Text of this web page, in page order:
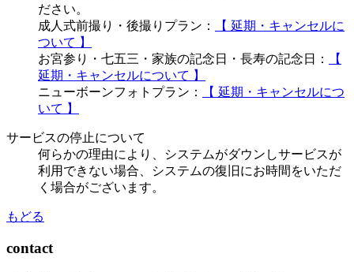
ださい。
成人式前撮り・後撮りプラン：
【 延期・キャンセルに
ついて 】
お宮参り・七五三・家族の記念日・長寿の記念日：
【
延期・キャンセルについて 】
ニューボーンフォトプラン：
【 延期・キャンセルにつ
いて 】
サービスの停止について
何らかの理由により、システムがダウンしサービスが
利用できない場合、システムの復旧にお時間をいただ
く場合がございます。
もどる
contact